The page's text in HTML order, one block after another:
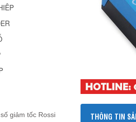
THÔNG TIN
giảm tốc Rossi